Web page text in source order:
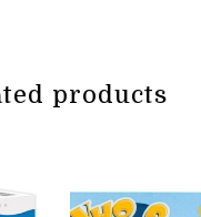
products